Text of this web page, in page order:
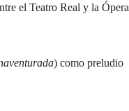
el Teatro Real y la Ópera
) como preludio